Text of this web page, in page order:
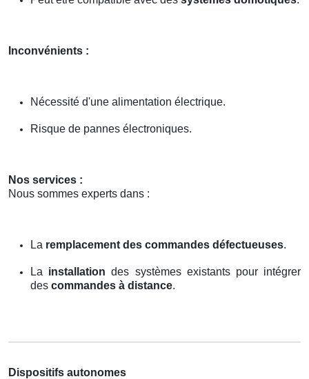
Inconvénients :
Nécessité d'une alimentation électrique.
Risque de pannes électroniques.
Nos services :
Nous sommes experts dans :
La remplacement des commandes défectueuses.
La installation des systèmes existants pour intégrer
des commandes à distance.
Dispositifs autonomes